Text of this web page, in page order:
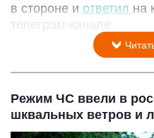
в стороне и ответил на
телеграм‑канале.
Режим ЧС ввели в
шквальных ветров и